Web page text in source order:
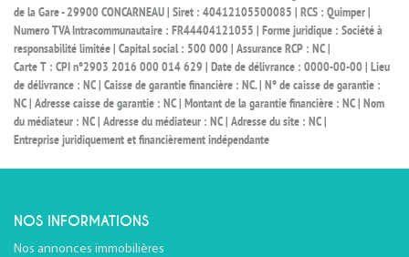
de la Gare - 29900 CONCARNEAU | Siret : 40412105500085 | RCS : Quimper |
Numero TVA Intracommunautaire : FR44404121055 | Forme juridique : Société à
responsabilité limitée | Capital social : 500 000 | Assurance RCP : NC |
Carte T : CPI n°2903 2016 000 014 629 | Date de délivrance : 0000-00-00 | Lieu
de délivrance : NC | Caisse de garantie financière : NC. | N° de caisse de garantie :
NC | Adresse caisse de garantie : NC | Montant de la garantie financière : NC | Nom
du médiateur : NC | Adresse du médiateur : NC | Adresse du site : NC |
Entreprise juridiquement et financièrement indépendante
NOS INFORMATIONS
Nos annonces immobilières